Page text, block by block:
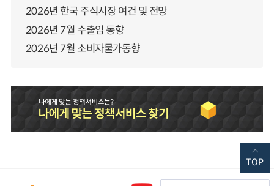
2026년 한국 주식시장 여건 및 전망
2026년 7월 수출입 동향
2026년 7월 소비자물가동향
TOP